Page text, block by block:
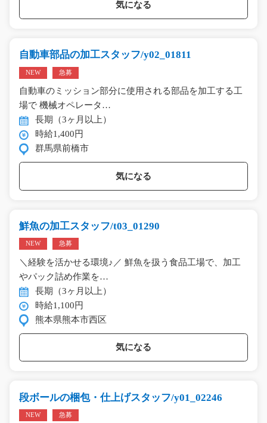
気になる
自動車部品の加工スタッフ/y02_01811
NEW 急募
自動車のミッション部分に使用される部品を加工する工
場で 機械オペレータ…
長期（3ヶ月以上）
時給1,400円
群馬県前橋市
気になる
鮮魚の加工スタッフ/t03_01290
NEW 急募
＼経験を活かせる環境♪／ 鮮魚を扱う食品工場で、加工
やパック詰め作業を…
長期（3ヶ月以上）
時給1,100円
熊本県熊本市西区
気になる
段ボールの梱包・仕上げスタッフ/y01_02246
NEW 急募